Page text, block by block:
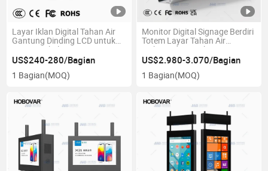
Layar Iklan Digital Tahan Air
Gantung Dinding LCD untuk
Pusat Perbelanjaan
US$240-280/Bagian
1 Bagian(MOQ)
Monitor Digital Signage Berdiri
Totem Layar Tahan Air
Terbaca di Bawah Sinar
Matahari Luar Ruangan IP65
US$2.980-3.070/Bagian
1 Bagian(MOQ)